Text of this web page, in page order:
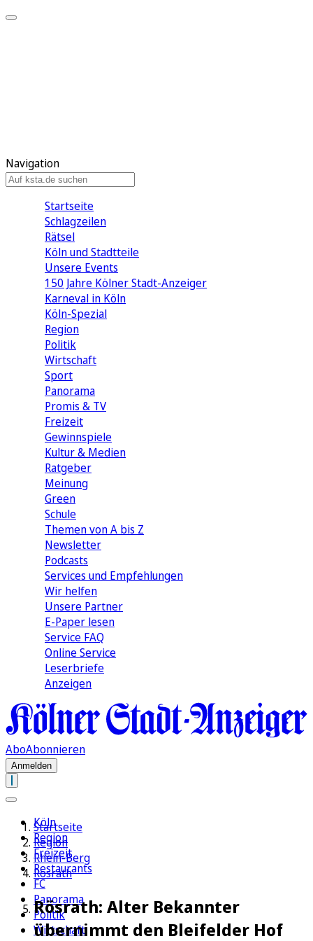
Navigation
Startseite
Schlagzeilen
Rätsel
Köln und Stadtteile
Unsere Events
150 Jahre Kölner Stadt-Anzeiger
Karneval in Köln
Köln-Spezial
Region
Politik
Wirtschaft
Sport
Panorama
Promis & TV
Freizeit
Gewinnspiele
Kultur & Medien
Ratgeber
Meinung
Green
Schule
Themen von A bis Z
Newsletter
Podcasts
Services und Empfehlungen
Wir helfen
Unsere Partner
E-Paper lesen
Service FAQ
Online Service
Leserbriefe
Anzeigen
AboAbonnieren
Anmelden
Köln
Region
Freizeit
Restaurants
FC
Panorama
Politik
Wirtschaft
Startseite
Region
Rhein-Berg
Rösrath
Rösrath: Alter Bekannter
übernimmt den Bleifelder Hof